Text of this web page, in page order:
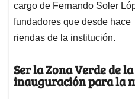
cargo de Fernando Soler
fundadores que desde
riendas de la institución.
Ser la Zona Verde de
inauguración para la